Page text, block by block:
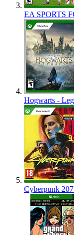
EA SPORTS
Hogwarts -
Cyberpunk